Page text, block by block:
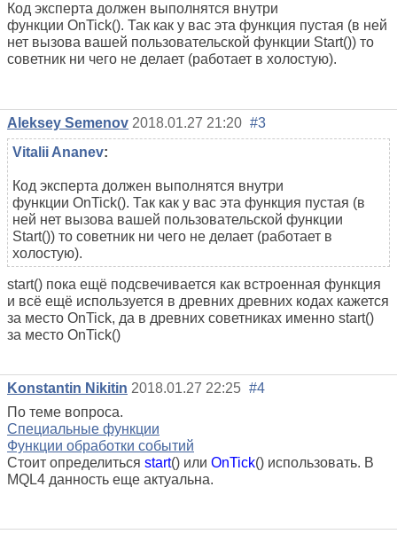
Код эксперта должен выполнятся внутри
функции OnTick(). Так как у вас эта функция пустая (в ней
нет вызова вашей пользовательской функции Start()) то
советник ни чего не делает (работает в холостую).
Aleksey Semenov 2018.01.27 21:20 #3
Vitalii Ananev:
Код эксперта должен выполнятся внутри
функции OnTick(). Так как у вас эта функция пустая (в
ней нет вызова вашей пользовательской функции
Start()) то советник ни чего не делает (работает в
холостую).
start() пока ещё подсвечивается как встроенная функция
и всё ещё используется в древних древних кодах кажется
за место OnTick, да в древних советниках именно start()
за место OnTick()
Konstantin Nikitin 2018.01.27 22:25 #4
По теме вопроса.
Специальные функции
Функции обработки событий
Стоит определиться start() или OnTick() использовать. В
MQL4 данность еще актуальна.